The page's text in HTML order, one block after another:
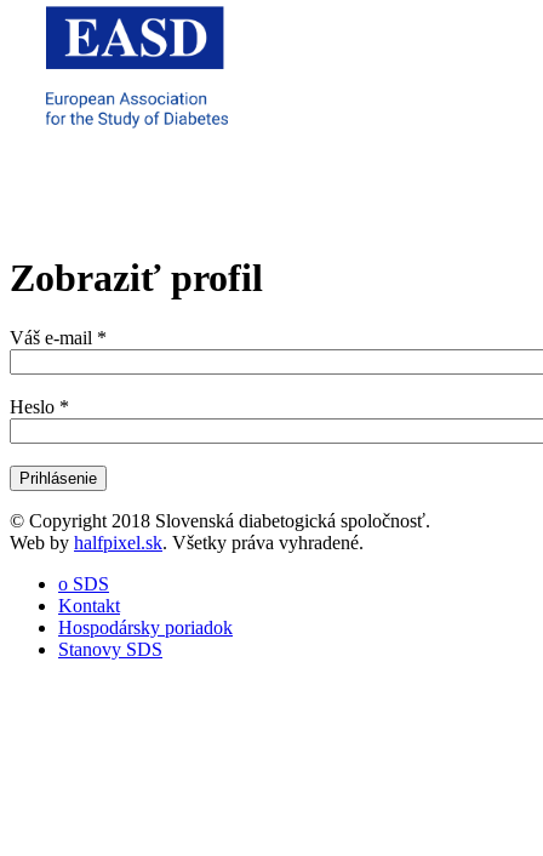
Zobraziť profil
Váš e-mail *
Heslo *
© Copyright 2018 Slovenská diabetogická spoločnosť.
Web by halfpixel.sk. Všetky práva vyhradené.
o SDS
Kontakt
Hospodársky poriadok
Stanovy SDS